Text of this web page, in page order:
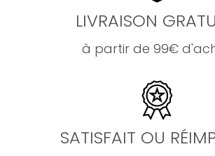
LIVRAISON
à partir de 99€
SATISFAIT OU